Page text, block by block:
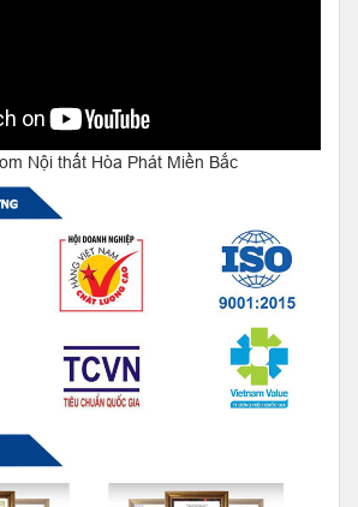
Nội thất Hòa Phát Miền Bắc